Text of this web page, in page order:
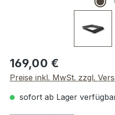
Regulärer Preis:
169,00 €
Preise inkl. MwSt. zzgl.
sofort ab Lager